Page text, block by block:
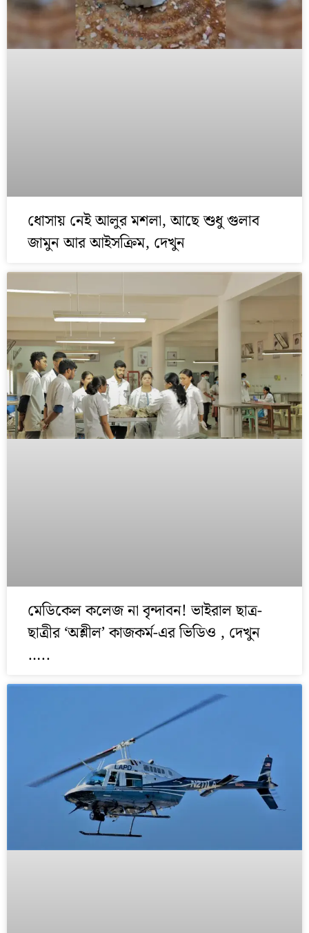
ধোসায় নেই আলুর মশলা, আছে শুধু গুলাব
জামুন আর আইসক্রিম, দেখুন
মেডিকেল কলেজ না বৃন্দাবন! ভাইরাল ছাত্র-
ছাত্রীর ‘অশ্লীল’ কাজকর্ম-এর ভিডিও , দেখুন
…..